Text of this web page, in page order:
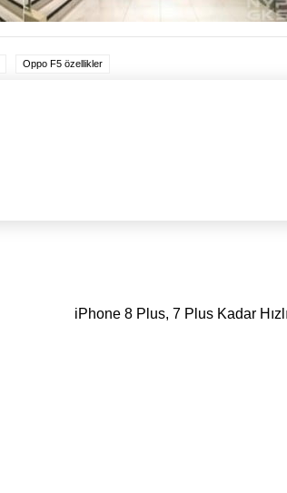
Oppo F5 özellikler
iPhone 8 Plus, 7 Plus Kadar